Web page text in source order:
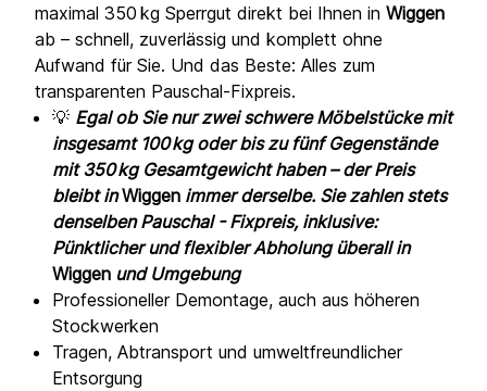
maximal 350 kg Sperrgut direkt bei Ihnen in Wiggen
ab – schnell, zuverlässig und komplett ohne
Aufwand für Sie. Und das Beste: Alles zum
transparenten Pauschal-Fixpreis.
💡 Egal ob Sie nur zwei schwere Möbelstücke mit
insgesamt 100 kg oder bis zu fünf Gegenstände
mit 350 kg Gesamtgewicht haben – der Preis
bleibt inWiggen immer derselbe. Sie zahlen stets
denselben Pauschal - Fixpreis, inklusive:
Pünktlicher und flexibler Abholung überall in
Wiggen und Umgebung
Professioneller Demontage, auch aus höheren
Stockwerken
Tragen, Abtransport und umweltfreundlicher
Entsorgung